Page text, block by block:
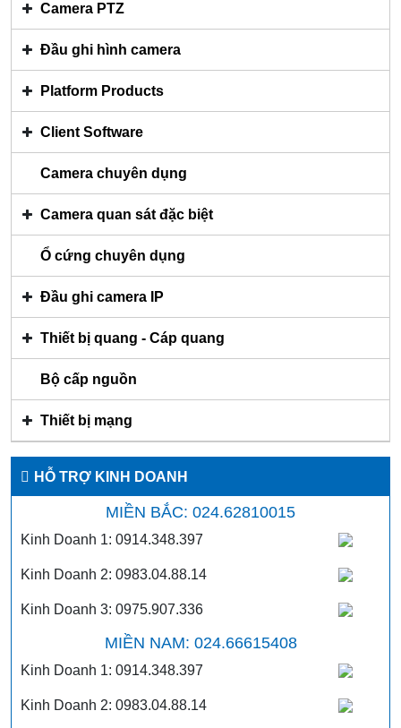
Camera PTZ
Đầu ghi hình camera
Platform Products
Client Software
Camera chuyên dụng
Camera quan sát đặc biệt
Ổ cứng chuyên dụng
Đầu ghi camera IP
Thiết bị quang - Cáp quang
Bộ cấp nguồn
Thiết bị mạng
HỖ TRỢ KINH DOANH
MIỀN BẮC: 024.62810015
Kinh Doanh 1: 0914.348.397
Kinh Doanh 2: 0983.04.88.14
Kinh Doanh 3: 0975.907.336
MIỀN NAM: 024.66615408
Kinh Doanh 1: 0914.348.397
Kinh Doanh 2: 0983.04.88.14